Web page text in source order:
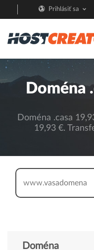
Prihlásiť sa
Doména
Doména .casa
19,93 €.
www.
Doména